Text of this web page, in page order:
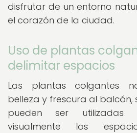
disfrutar de un entorno
el corazón de la ciudad.
Uso de plantas
delimitar espacios
Las plantas colgantes
belleza y frescura al balcón,
pueden ser utilizadas
visualmente los